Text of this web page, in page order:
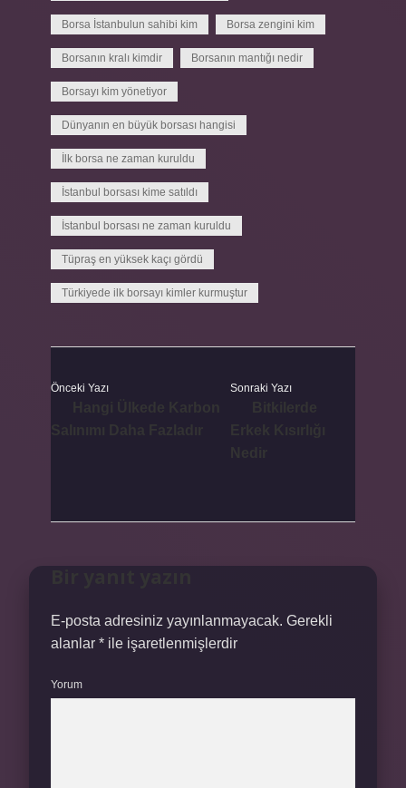
Borsa İstanbulun sahibi kim Borsa zengini kim
Borsanın kralı kimdir Borsanın mantığı nedir
Borsayı kim yönetiyor
Dünyanın en büyük borsası hangisi
İlk borsa ne zaman kuruldu
İstanbul borsası kime satıldı
İstanbul borsası ne zaman kuruldu
Tüpraş en yüksek kaçı gördü
Türkiyede ilk borsayı kimler kurmuştur
Önceki Yazı Sonraki Yazı
E-posta adresiniz yayınlanmayacak. Gerekli
alanlar * ile işaretlenmişlerdir
Yorum